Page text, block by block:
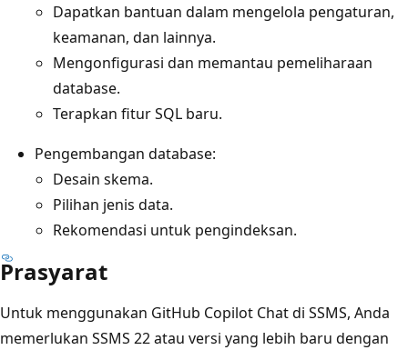
Dapatkan bantuan dalam mengelola pengaturan,
keamanan, dan lainnya.
Mengonfigurasi dan memantau pemeliharaan
database.
Terapkan fitur SQL baru.
Pengembangan database:
Desain skema.
Pilihan jenis data.
Rekomendasi untuk pengindeksan.
Prasyarat
Untuk menggunakan GitHub Copilot Chat di SSMS, Anda
memerlukan SSMS 22 atau versi yang lebih baru dengan